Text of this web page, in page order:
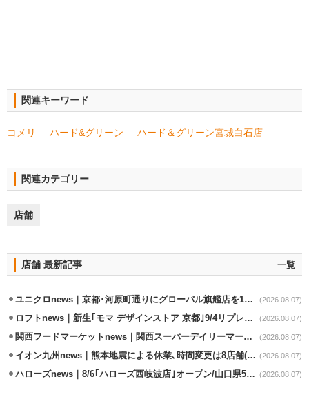
関連キーワード
コメリ ハード&グリーン ハード＆グリーン宮城白石店
関連カテゴリー
店舗
店舗 最新記事 一覧
ユニクロnews｜京都･河原町通りにグローバル旗艦店を11/6開設 (2026.08.07)
ロフトnews｜新生｢モマ デザインストア 京都｣9/4リプレイスオープン (2026.08.07)
関西フードマーケットnews｜関西スーパーデイリーマート蒲生店8/7改装 (2026.08.07)
イオン九州news｜熊本地震による休業､時間変更は8店舗(8/7時点) (2026.08.07)
ハローズnews｜8/6｢ハローズ西岐波店｣オープン/山口県5店舗目 (2026.08.07)